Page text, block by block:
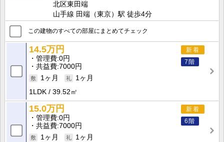
北区東田端
山手線 田端（東京）駅 徒歩4分
この建物のすべての部屋にまとめてチェック
新着
7階
14.5万円
管理費 0円
共益費 7000円
1ヶ月
1ヶ月
1LDK
39.52㎡
新着
6階
15.0万円
管理費 0円
共益費 7000円
1ヶ月
1ヶ月